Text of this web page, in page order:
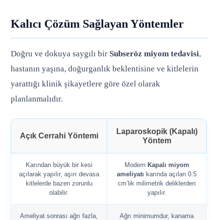
Kalıcı Çözüm Sağlayan Yöntemler
Doğru ve dokuya saygılı bir Subseröz miyom tedavisi,
hastanın yaşına, doğurganlık beklentisine ve kitlelerin
yarattığı klinik şikayetlere göre özel olarak
planlanmalıdır.
Açık Cerrahi Yöntemi
Laparoskopik (Kapalı)
Yöntem
Karından büyük bir kesi
açılarak yapılır, aşırı devasa
kitlelerde bazen zorunlu
olabilir.
Modern Kapalı miyom
ameliyatı karında açılan 0.5
cm’lik milimetrik deliklerden
yapılır.
Ameliyat sonrası ağrı fazla,
Ağrı minimumdur, kanama